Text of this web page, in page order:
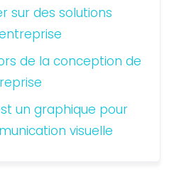
sur des solutions
de la conception de
un graphique pour
visuelle